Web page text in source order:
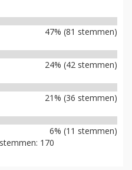
47% (81 stemmen)
24% (42 stemmen)
21% (36 stemmen)
6% (11 stemmen)
170